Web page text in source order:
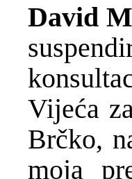
David
Vijeća
Brčko,
moja